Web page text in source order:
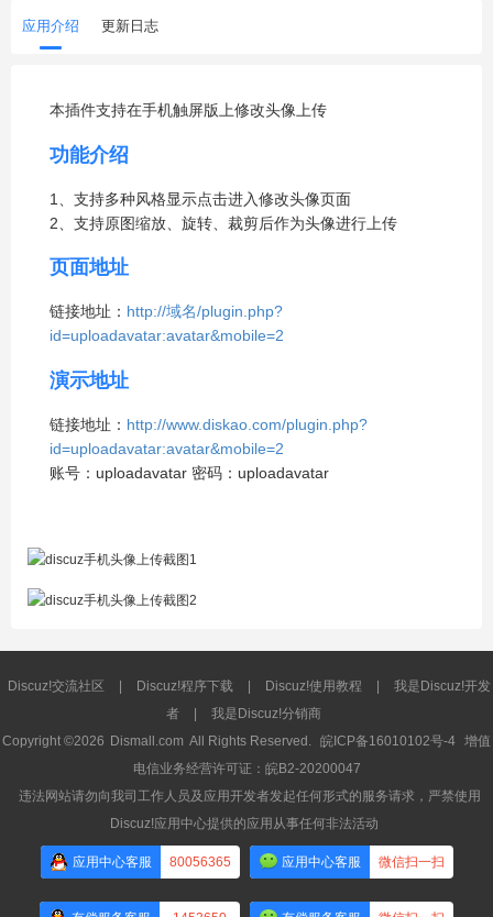
应用介绍 更新日志
本插件支持在手机触屏版上修改头像上传
功能介绍
1、支持多种风格显示点击进入修改头像页面
2、支持原图缩放、旋转、裁剪后作为头像进行上传
页面地址
链接地址： http://域名/plugin.php?
id=uploadavatar:avatar&mobile=2
演示地址
链接地址： http://www.diskao.com/plugin.php?
id=uploadavatar:avatar&mobile=2
账号：uploadavatar 密码：uploadavatar
Discuz!交流社区 | Discuz!程序下载 | Discuz!使用教程 |
我是Discuz!开发
者
|
我是Discuz!分销商
Copyright ©2026 Dismall.com All Rights Reserved. 皖ICP备16010102号-4 增值
电信业务经营许可证：皖B2-20200047
违法网站请勿向我司工作人员及应用开发者发起任何形式的服务请求，严禁使用
Discuz!应用中心提供的应用从事任何非法活动
应用中心客服 80056365 应用中心客服 微信扫一扫